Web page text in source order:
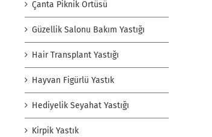
Çanta Piknik Örtüsü
Güzellik Salonu Bakım Yastığı
Hair Transplant Yastığı
Hayvan Figürlü Yastık
Hediyelik Seyahat Yastığı
Kirpik Yastık